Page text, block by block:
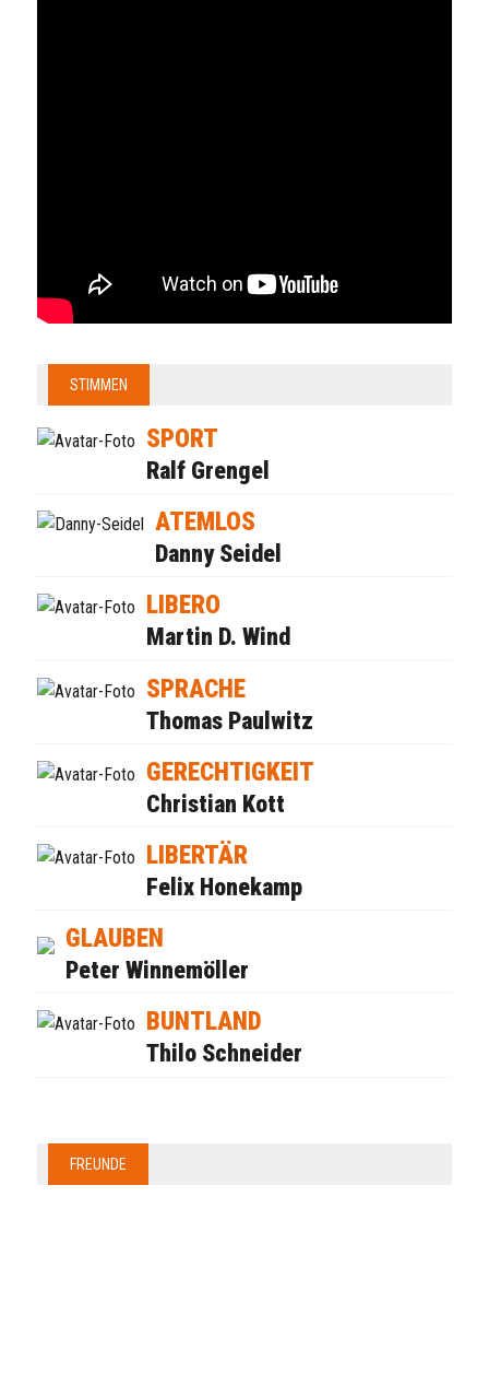
STIMMEN
SPORT
Ralf Grengel
ATEMLOS
Danny Seidel
LIBERO
Martin D. Wind
SPRACHE
Thomas Paulwitz
GERECHTIGKEIT
Christian Kott
LIBERTÄR
Felix Honekamp
GLAUBEN
Peter Winnemöller
BUNTLAND
Thilo Schneider
FREUNDE